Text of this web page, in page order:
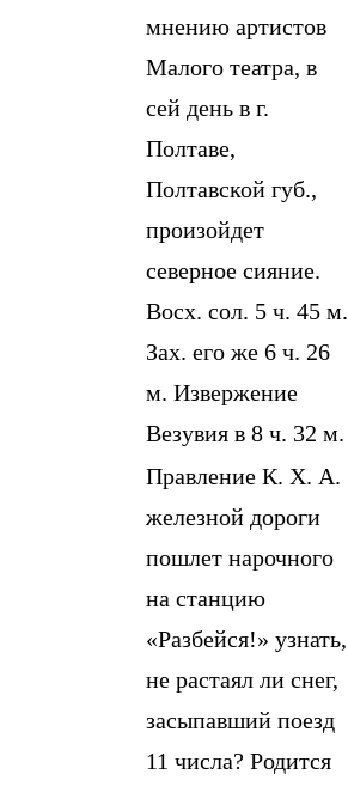
мнению артистов
Малого театра, в
сей день в г.
Полтаве,
Полтавской губ.,
произойдет
северное сияние.
Восх. сол. 5 ч. 45 м.
Зах. его же 6 ч. 26
м. Извержение
Везувия в 8 ч. 32 м.
Правление К. Х. А.
железной дороги
пошлет нарочного
на станцию
«Разбейся!» узнать,
не растаял ли снег,
засыпавший поезд
11 числа? Родится